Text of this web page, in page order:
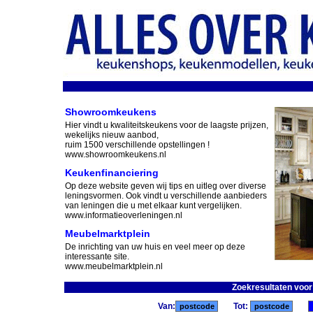
Showroomkeukens
Hier vindt u kwaliteitskeukens voor de laagste prijzen,
wekelijks nieuw aanbod,
ruim 1500 verschillende opstellingen !
www.showroomkeukens.nl
Keukenfinanciering
Op deze website geven wij tips en uitleg over diverse
leningsvormen. Ook vindt u verschillende aanbieders
van leningen die u met elkaar kunt vergelijken.
www.informatieoverleningen.nl
Meubelmarktplein
De inrichting van uw huis en veel meer op deze
interessante site.
www.meubelmarktplein.nl
Zoekresultaten
Van: Tot: